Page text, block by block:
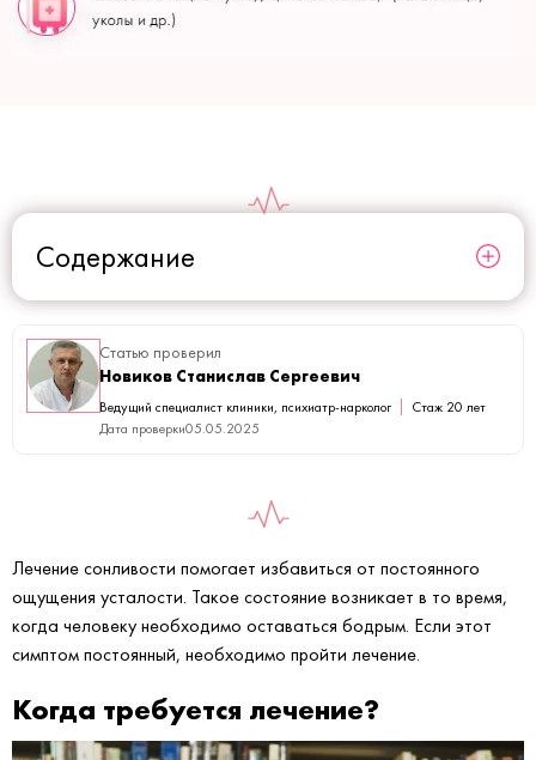
Содержание
Статью проверил
Новиков Станислав Сергеевич
Ведущий специалист клиники, психиатр-нарколог
Стаж 20 лет
Дата проверки05.05.2025
Лечение сонливости помогает избавиться от постоянного
ощущения усталости. Такое состояние возникает в то время,
когда человеку необходимо оставаться бодрым. Если этот
симптом постоянный, необходимо пройти лечение.
Когда требуется лечение?